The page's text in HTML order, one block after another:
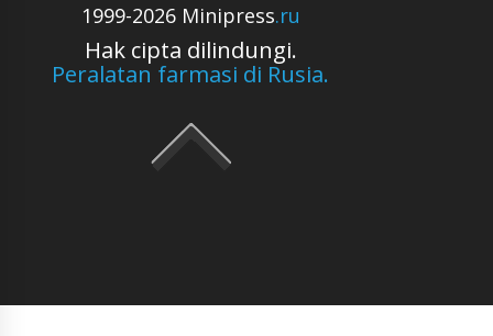
1999-2026 Minipress.ru
Hak cipta dilindungi.
Peralatan farmasi di Rusia.